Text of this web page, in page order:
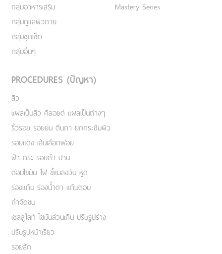
กลุ่มอาหารเสริม
กลุ่มดูแลผิวกาย
กลุ่มชุดเซ็ต
กลุ่มอื่นๆ
Mastery Series
PROCEDURES (ปัญหา)
สิว
แผลเป็นสิว คีลอยด์ แผลเป็นต่างๆ
ริ้วรอย รอยย่น ตีนกา ยกกระชับผิว
รอยแดง เส้นเลือดฟอย
ฝ้า กระ รอยดำ ปาน
ต่อมไขมัน ไฝ ขี้แมลงวัน หูด
ร่องแก้ม ร่องน้ำตา แก้มตอบ
กำจัดขน
เชลลูไลท์ ไขมันส่วนเกิน ปรับรูปร่าง
ปรับรูปหน้าเรียว
รอยสัก